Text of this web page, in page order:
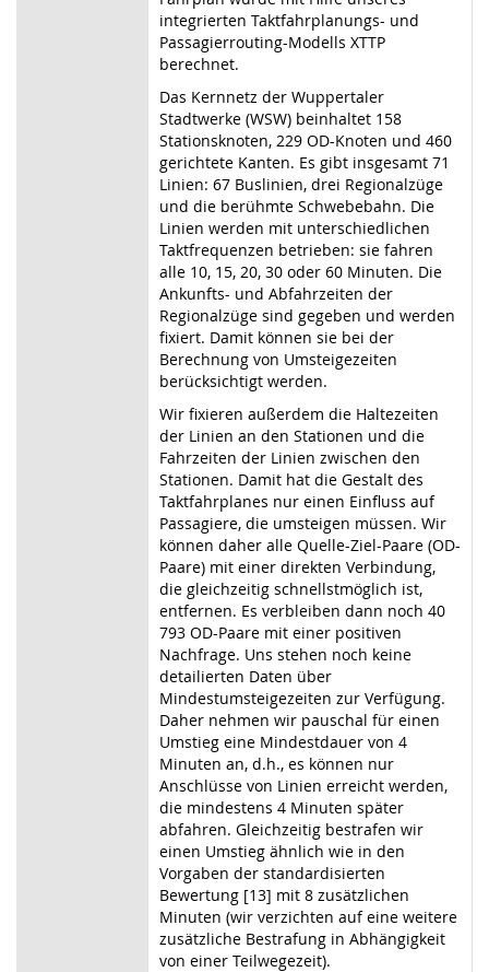
integrierten Taktfahrplanungs- und
Passagierrouting-Modells XTTP
berechnet.
Das Kernnetz der Wuppertaler
Stadtwerke (WSW) beinhaltet 158
Stationsknoten, 229 OD-Knoten und 460
gerichtete Kanten. Es gibt insgesamt 71
Linien: 67 Buslinien, drei Regionalzüge
und die berühmte Schwebebahn. Die
Linien werden mit unterschiedlichen
Taktfrequenzen betrieben: sie fahren
alle 10, 15, 20, 30 oder 60 Minuten. Die
Ankunfts- und Abfahrzeiten der
Regionalzüge sind gegeben und werden
fixiert. Damit können sie bei der
Berechnung von Umsteigezeiten
berücksichtigt werden.
Wir fixieren außerdem die Haltezeiten
der Linien an den Stationen und die
Fahrzeiten der Linien zwischen den
Stationen. Damit hat die Gestalt des
Taktfahrplanes nur einen Einfluss auf
Passagiere, die umsteigen müssen. Wir
können daher alle Quelle-Ziel-Paare (OD-
Paare) mit einer direkten Verbindung,
die gleichzeitig schnellstmöglich ist,
entfernen. Es verbleiben dann noch 40
793 OD-Paare mit einer positiven
Nachfrage. Uns stehen noch keine
detailierten Daten über
Mindestumsteigezeiten zur Verfügung.
Daher nehmen wir pauschal für einen
Umstieg eine Mindestdauer von 4
Minuten an, d.h., es können nur
Anschlüsse von Linien erreicht werden,
die mindestens 4 Minuten später
abfahren. Gleichzeitig bestrafen wir
einen Umstieg ähnlich wie in den
Vorgaben der standardisierten
Bewertung [13] mit 8 zusätzlichen
Minuten (wir verzichten auf eine weitere
zusätzliche Bestrafung in Abhängigkeit
von einer Teilwegezeit).